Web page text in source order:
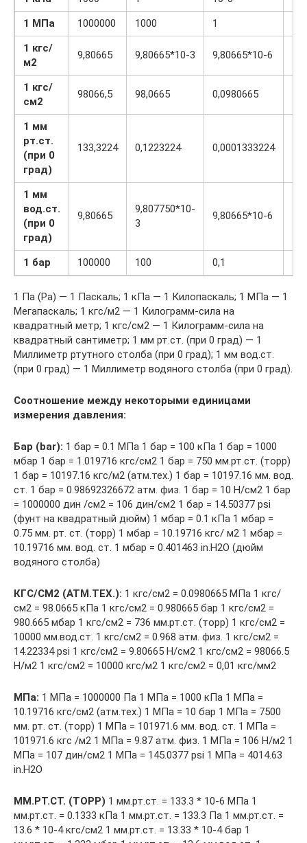
1 МПа
1000000 1000 1
1 кгс/
м2
9,80665 9,80665*10-3 9,80665*10-6
1 кгс/
см2
98066,5 98,0665 0,0980665
1 мм
рт.ст.
(при 0
град)
133,3224 0,1223224 0,0001333224
1 мм
вод.ст.
(при 0
град)
9,80665
9,807750*10-
3
9,80665*10-6
1 бар 100000 100 0,1
1 Па (Pa) — 1 Паскаль; 1 кПа — 1 Килопаскаль; 1 МПа — 1
Мегапаскаль; 1 кгс/м2 — 1 Килограмм-сила на
квадратный метр; 1 кгс/см2 — 1 Килограмм-сила на
квадратный сантиметр; 1 мм рт.ст. (при 0 град) — 1
Миллиметр ртутного столба (при 0 град); 1 мм вод.ст.
(при 0 град) — 1 Миллиметр водяного столба (при 0 град).
Соотношение между некоторыми единицами
измерения давления:
Бар (bar): 1 бар = 0.1 МПа 1 бар = 100 кПа 1 бар = 1000
мбар 1 бар = 1.019716 кгс/см2 1 бар = 750 мм.рт.ст. (торр)
1 бар = 10197.16 кгс/м2 (атм.тех.) 1 бар = 10197.16 мм. вод.
ст. 1 бар = 0.98692326672 атм. физ. 1 бар = 10 Н/см2 1 бар
= 1000000 дин /см2 = 106 дин/см2 1 бар = 14.50377 psi
(фунт на квадратный дюйм) 1 мбар = 0.1 кПа 1 мбар =
0.75 мм. рт. ст. (торр) 1 мбар = 10.19716 кгс/ м2 1 мбар =
10.19716 мм. вод. ст. 1 мбар = 0.401463 in.H2O (дюйм
водяного столба)
КГС/СМ2 (АТМ.ТЕХ.): 1 кгс/см2 = 0.0980665 МПа 1 кгс/
см2 = 98.0665 кПа 1 кгс/см2 = 0.980665 бар 1 кгс/см2 =
980.665 мбар 1 кгс/см2 = 736 мм.рт.ст. (торр) 1 кгс/см2 =
10000 мм.вод.ст. 1 кгс/см2 = 0.968 атм. физ. 1 кгс/см2 =
14.22334 psi 1 кгс/см2 = 9.80665 Н/см2 1 кгс/см2 = 98066.5
Н/м2 1 кгс/см2 = 10000 кгс/м2 1 кгс/см2 = 0,01 кгс/мм2
МПа: 1 МПа = 1000000 Па 1 МПа = 1000 кПа 1 МПа =
10.19716 кгс/см2 (атм.тех.) 1 МПа = 10 бар 1 МПа = 7500
мм. рт. ст. (торр) 1 МПа = 101971.6 мм. вод. ст. 1 МПа =
101971.6 кгс /м2 1 МПа = 9.87 атм. физ. 1 МПа = 106 Н/м2 1
МПа = 107 дин/см2 1 МПа = 145.0377 psi 1 МПа = 4014.63
in.H2О
ММ.РТ.СТ. (ТОРР) 1 мм.рт.ст. = 133.3 * 10-6 МПа 1
мм.рт.ст. = 0.1333 кПа 1 мм.рт.ст. = 133.3 Па 1 мм.рт.ст. =
13.6 * 10-4 кгс/см2 1 мм.рт.ст. = 13.33 * 10-4 бар 1